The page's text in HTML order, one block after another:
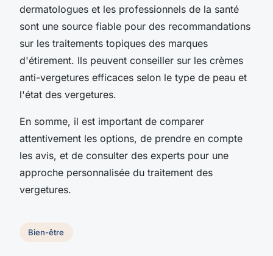
dermatologues et les professionnels de la santé
sont une source fiable pour des recommandations
sur les traitements topiques des marques
d'étirement. Ils peuvent conseiller sur les crèmes
anti-vergetures efficaces selon le type de peau et
l'état des vergetures.
En somme, il est important de comparer
attentivement les options, de prendre en compte
les avis, et de consulter des experts pour une
approche personnalisée du traitement des
vergetures.
Bien-être